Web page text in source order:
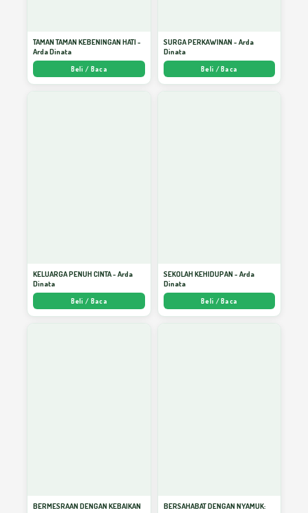
TAMAN TAMAN KEBENINGAN HATI -
Arda Dinata
Beli / Baca
SURGA PERKAWINAN - Arda
Dinata
Beli / Baca
KELUARGA PENUH CINTA - Arda
Dinata
Beli / Baca
SEKOLAH KEHIDUPAN - Arda
Dinata
Beli / Baca
BERMESRAAN DENGAN KEBAIKAN
BERSAHABAT DENGAN NYAMUK: